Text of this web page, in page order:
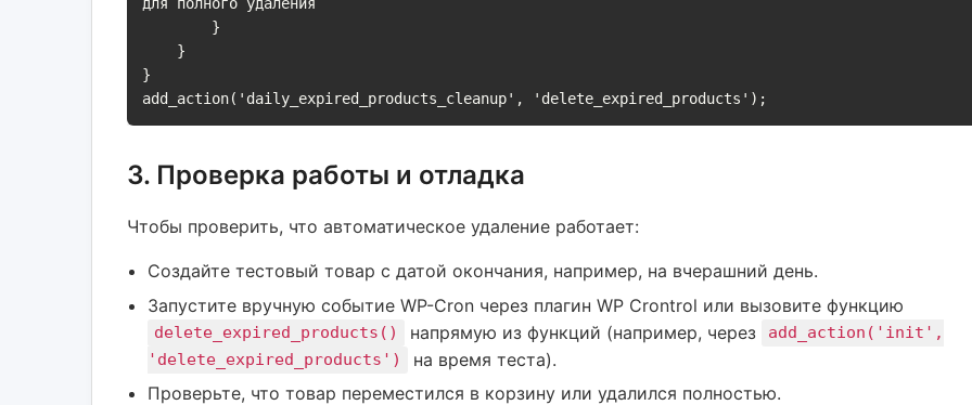
}
add_action('daily_expired_products_cleanup', 'delete_expired_products');
3. Проверка работы и отладка
Чтобы проверить, что автоматическое удаление работает:
Создайте тестовый товар с датой окончания, например, на вчерашний день.
Запустите вручную событие WP-Cron через плагин WP Crontrol или вызовите функцию
delete_expired_products() напрямую из функций (например, через
add_action('init',
'delete_expired_products')
на время теста).
Проверьте, что товар переместился в корзину или удалился полностью.